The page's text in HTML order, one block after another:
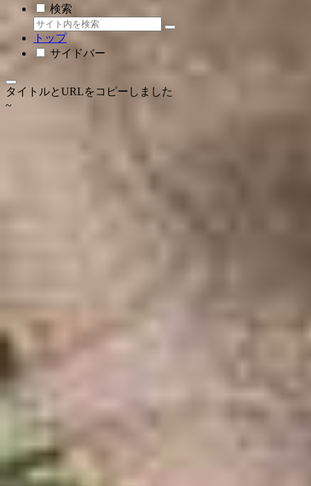
検索
トップ
サイドバー
タイトルとURLをコピーしました
~